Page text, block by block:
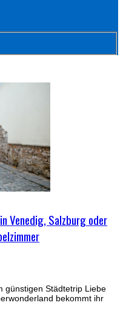
Venedig, Salzburg oder
günstigen Städtetrip Liebe
bekommt ihr